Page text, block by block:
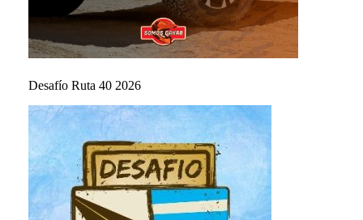
Desafío Ruta 40 2026